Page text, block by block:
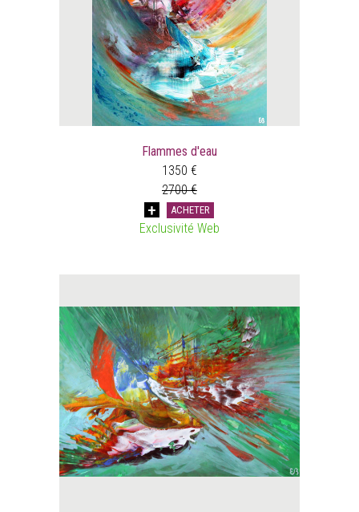
Flammes d'eau
1350 €
2700 €
ACHETER
Exclusivité Web